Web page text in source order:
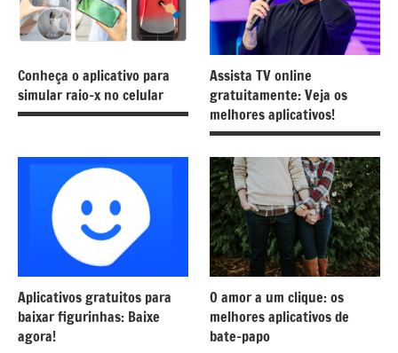
Conheça o aplicativo para
simular raio-x no celular
Assista TV online
gratuitamente: Veja os
melhores aplicativos!
Aplicativos gratuitos para
baixar figurinhas: Baixe
agora!
O amor a um clique: os
melhores aplicativos de
bate-papo